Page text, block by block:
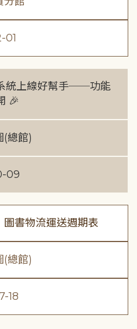
01
統上線好幫手──功能
🎉
(總館)
09
圖書物流運送週期表
(總館)
18